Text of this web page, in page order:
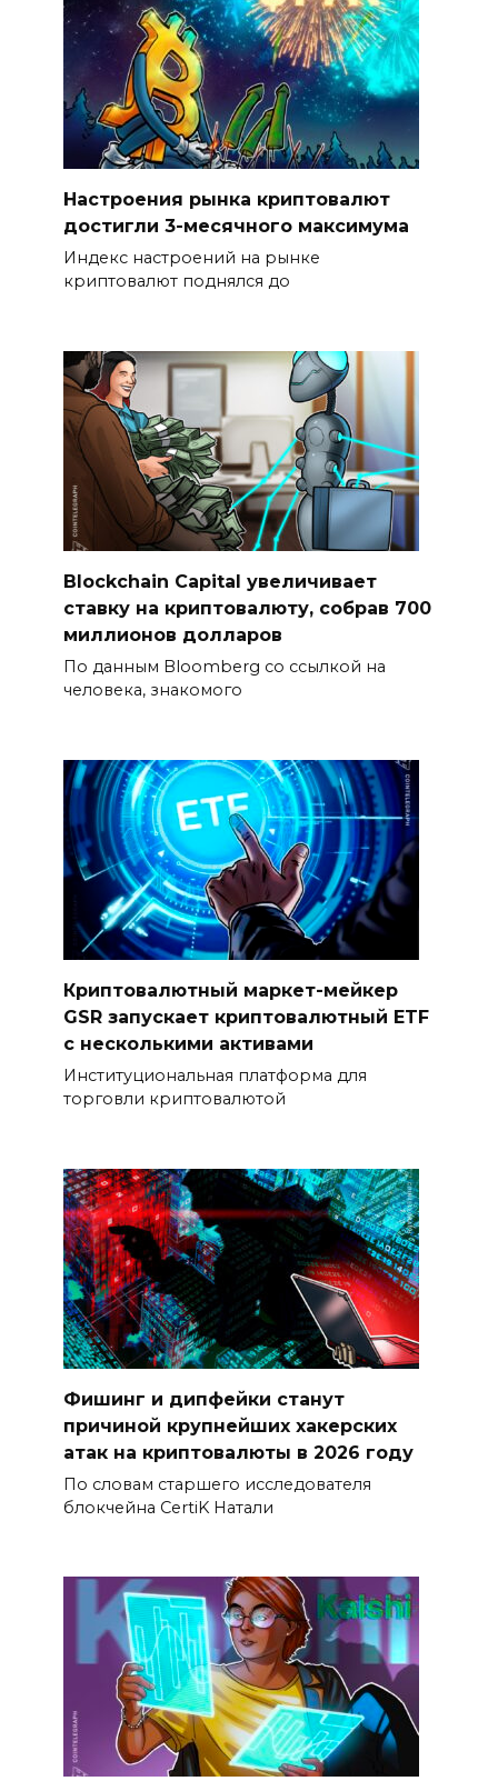
Настроения рынка криптовалют
достигли 3-месячного максимума
Индекс настроений на рынке
криптовалют поднялся до
Blockchain Capital увеличивает
ставку на криптовалюту, собрав 700
миллионов долларов
По данным Bloomberg со ссылкой на
человека, знакомого
Криптовалютный маркет-мейкер
GSR запускает криптовалютный ETF
с несколькими активами
Институциональная платформа для
торговли криптовалютой
Фишинг и дипфейки станут
причиной крупнейших хакерских
атак на криптовалюты в 2026 году
По словам старшего исследователя
блокчейна CertiK Натали